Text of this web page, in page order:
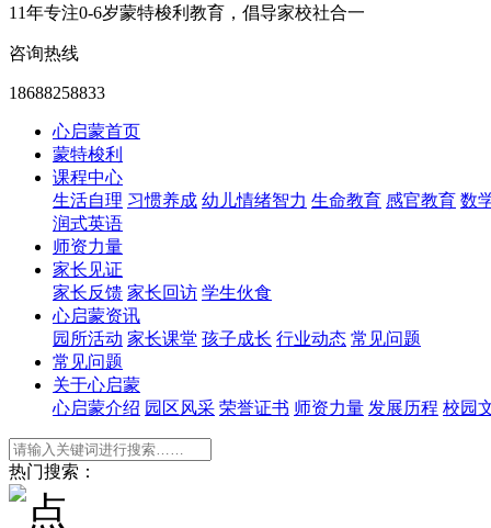
11年专注0-6岁蒙特梭利教育，倡导家校社合一
咨询热线
18688258833
心启蒙首页
蒙特梭利
课程中心
生活自理 习惯养成 幼儿情绪智力 生命教育 感官教育 数
润式英语
师资力量
家长见证
家长反馈 家长回访 学生伙食
心启蒙资讯
园所活动 家长课堂 孩子成长 行业动态 常见问题
常见问题
关于心启蒙
心启蒙介绍 园区风采 荣誉证书 师资力量 发展历程 校园
热门搜索：